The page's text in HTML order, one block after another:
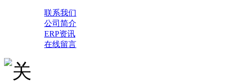
联系我们
公司简介
ERP资讯
在线留言